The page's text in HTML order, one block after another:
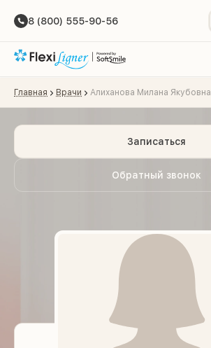
8 (800) 555-90-56
Главная Врачи Алиханова Милана Якубовна
Обратный звонок
Записаться